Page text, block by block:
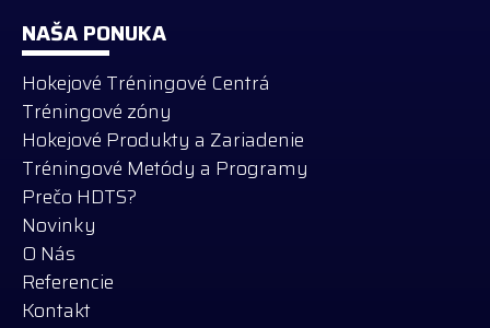
NAŠA PONUKA
Hokejové Tréningové Centrá
Tréningové zóny
Hokejové Produkty a Zariadenie
Tréningové Metódy a Programy
Prečo HDTS?
Novinky
O Nás
Referencie
Kontakt